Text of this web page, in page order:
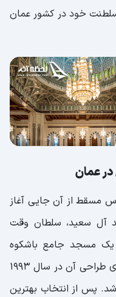
خود در کشور عمان
عمان
مسقط از آن جایی آغاز
بن سعید آل سعید، سلطان وقت
یک مسجد جامع باشکوه
داشته باشد. از این رو مسابقه ای برای طراحی آن در سال 1993
شد. پس از انتخاب بهترین